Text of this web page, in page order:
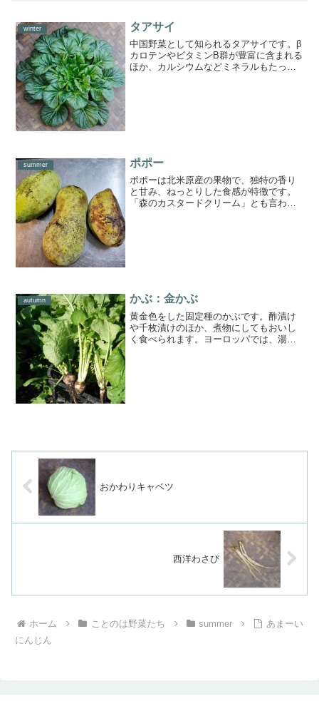
winter タアサイ
中国野菜として知られるタアサイです。β
カロテンやビタミンB群が豊富に含まれる
ほか、カルシウムなどミネラルもたっぷ
summer ポポー
ポポーは北米原産の果物で、独特の香り
と甘み、ねっとりした食感が特徴です。
「森のカスタードクリーム」とも言われ
autumn かぶ：金かぶ
黄金色をした固定種のかぶです。酢漬け
や千枚漬けのほか、煮物にしてもおいし
く食べられます。ヨーロッパでは、湯掻
おかわりキャベツ
西洋わさび
ホーム ことのは野菜たち summer
あまーい
にんじん